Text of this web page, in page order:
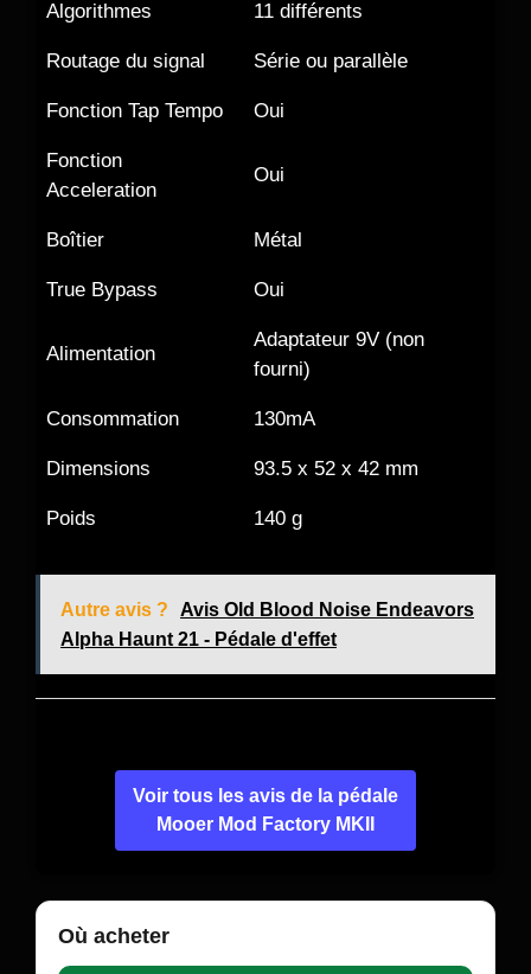
Algorithmes 11 différents
Routage du signal Série ou parallèle
Fonction Tap Tempo Oui
Fonction
Acceleration
Oui
Boîtier Métal
True Bypass Oui
Alimentation
Adaptateur 9V (non
fourni)
Consommation 130mA
Dimensions 93.5 x 52 x 42 mm
Poids 140 g
Autre avis ?
Avis Old Blood Noise Endeavors
Alpha Haunt 21 - Pédale d'effet
Voir tous les avis de la pédale
Mooer Mod Factory MKII
Où acheter